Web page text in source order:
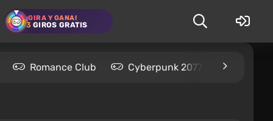
¡GIRA Y GANA!
3 GIROS GRATIS
Romance Club Cyberpunk 2077